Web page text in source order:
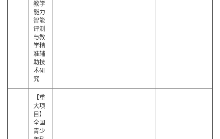
教学
能力
智能
评测
与教
学精
准辅
助技
术研
究
【重
大项
目】
全国
青少